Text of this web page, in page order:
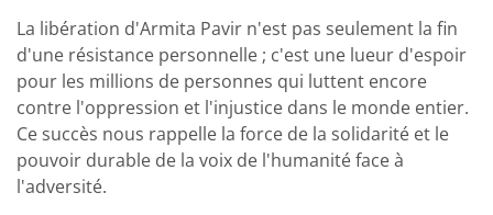
La libération d'Armita Pavir n'est pas seulement la fin
d'une résistance personnelle ; c'est une lueur d'espoir
pour les millions de personnes qui luttent encore
contre l'oppression et l'injustice dans le monde entier.
Ce succès nous rappelle la force de la solidarité et le
pouvoir durable de la voix de l'humanité face à
l'adversité.